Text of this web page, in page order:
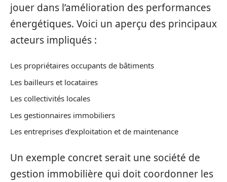
jouer dans l’amélioration des performances
énergétiques. Voici un aperçu des principaux
acteurs impliqués :
Les propriétaires occupants de bâtiments
Les bailleurs et locataires
Les collectivités locales
Les gestionnaires immobiliers
Les entreprises d’exploitation et de maintenance
Un exemple concret serait une société de
gestion immobilière qui doit coordonner les